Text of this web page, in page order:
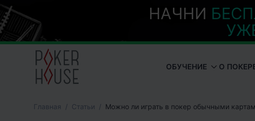
НАЧНИ
ОБУЧЕНИЕ О
Главная Cтатьи Можно ли играть в покер обычными